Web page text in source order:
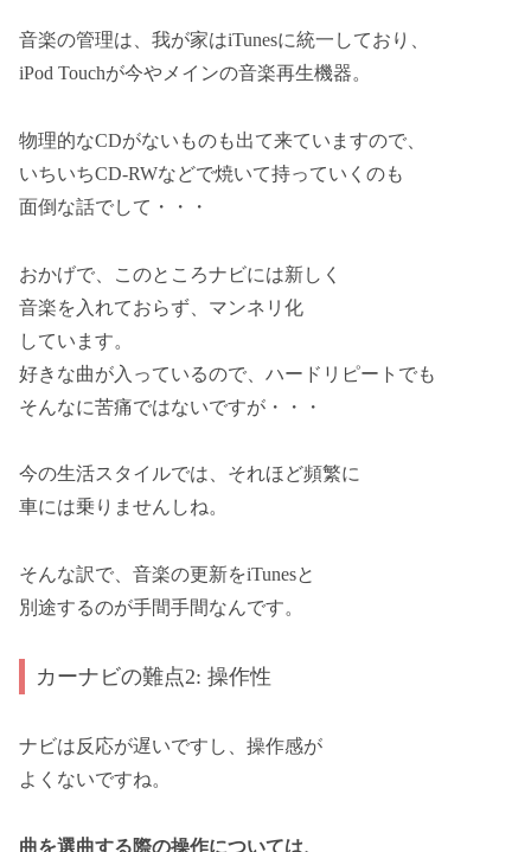
音楽の管理は、我が家はiTunesに統一しており、
iPod Touchが今やメインの音楽再生機器。
物理的なCDがないものも出て来ていますので、
いちいちCD-RWなどで焼いて持っていくのも
面倒な話でして・・・
おかげで、このところナビには新しく
音楽を入れておらず、マンネリ化
しています。
好きな曲が入っているので、ハードリピートでも
そんなに苦痛ではないですが・・・
今の生活スタイルでは、それほど頻繁に
車には乗りませんしね。
そんな訳で、音楽の更新をiTunesと
別途するのが手間手間なんです。
カーナビの難点2: 操作性
ナビは反応が遅いですし、操作感が
よくないですね。
曲を選曲する際の操作については、